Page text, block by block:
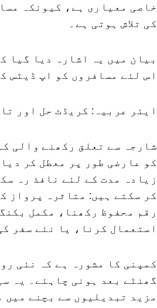
خاصی معیاری ہے، کیونکہ
کی تلاش ہوتی ہے۔
بیان میں یہ اشارہ دیا گیا
اس لئے مسافروں کو اپ ڈیٹس
ایئر عربیہ: کریڈٹ حل اور
شارجہ سے تعلق رکھنے والی
کو عارضی طور پر معطل کر
زیادہ مدت کے لئے نافذ رہ
کر سکتے ہیں: متاثرہ پرواز
رقم محفوظ رکھنا، مکمل
استعمال کرنا، یا نئے سفر
گھنٹے بعد ہونی چاہئے۔ یہ
مزید تبدیلیوں سے بچنے میں